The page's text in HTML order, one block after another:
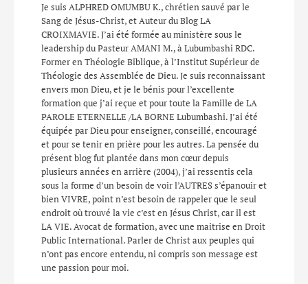
Je suis ALPHRED OMUMBU K., chrétien sauvé par le
Sang de Jésus-Christ, et Auteur du Blog LA
CROIXMAVIE. J’ai été formée au ministère sous le
leadership du Pasteur AMANI M., à Lubumbashi RDC.
Former en Théologie Biblique, à l’Institut Supérieur de
Théologie des Assemblée de Dieu. Je suis reconnaissant
envers mon Dieu, et je le bénis pour l’excellente
formation que j’ai reçue et pour toute la Famille de LA
PAROLE ETERNELLE /LA BORNE Lubumbashi. J’ai été
équipée par Dieu pour enseigner, conseillé, encouragé
et pour se tenir en prière pour les autres. La pensée du
présent blog fut plantée dans mon cœur depuis
plusieurs années en arrière (2004), j’ai ressentis cela
sous la forme d’un besoin de voir l’AUTRES s’épanouir et
bien VIVRE, point n’est besoin de rappeler que le seul
endroit où trouvé la vie c’est en Jésus Christ, car il est
LA VIE. Avocat de formation, avec une maitrise en Droit
Public International. Parler de Christ aux peuples qui
n’ont pas encore entendu, ni compris son message est
une passion pour moi.